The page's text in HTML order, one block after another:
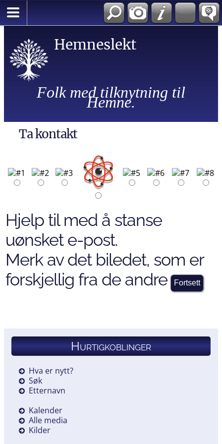
Hemneslekt
Folk med tilknytning til
Hemne.
Ta kontakt
Hjelp til med å stanse
uønsket e-post.
Merk av det biledet, som er
forskjellig fra de andre
Hurtigkoblinger
Hva er nytt?
Søk
Etternavn
Kalender
Alle media
Kilder